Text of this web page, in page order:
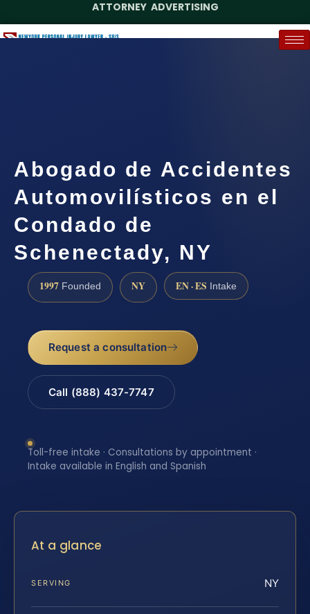
ATTORNEY ADVERTISING
Abogado de Accidentes
Automovilísticos en el
Condado de
Schenectady, NY
1997 Founded NY EN · ES Intake
Request a consultation
Call (888) 437-7747
Toll-free intake · Consultations by appointment ·
Intake available in English and Spanish
At a glance
SERVING NY